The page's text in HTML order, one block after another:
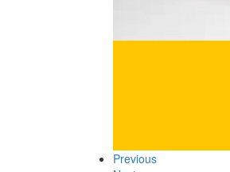
Previous